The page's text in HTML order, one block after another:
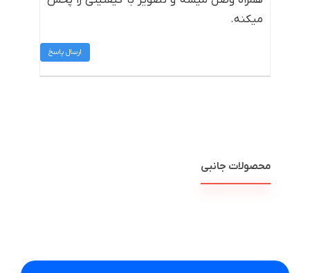
میکنه.
ارسال پاسخ
محصولات جانبی